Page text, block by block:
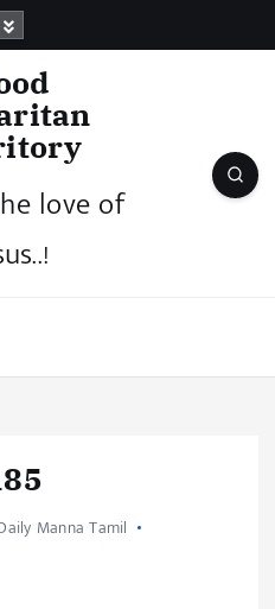
love of
Manna Tamil